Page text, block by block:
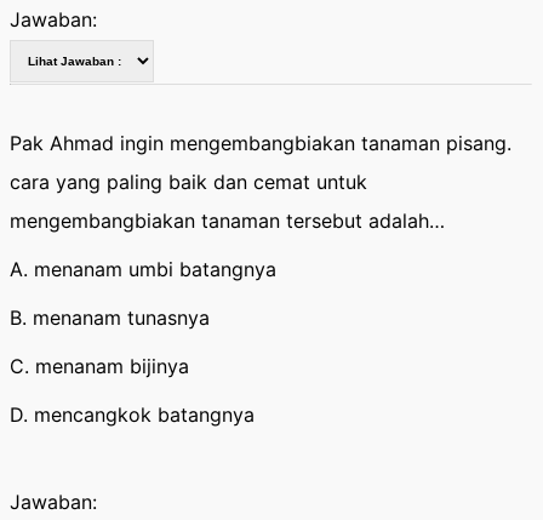
Jawaban:
Pak Ahmad ingin mengembangbiakan tanaman pisang.
cara yang paling baik dan cemat untuk
mengembangbiakan tanaman tersebut adalah…
A. menanam umbi batangnya
B. menanam tunasnya
C. menanam bijinya
D. mencangkok batangnya
Jawaban: